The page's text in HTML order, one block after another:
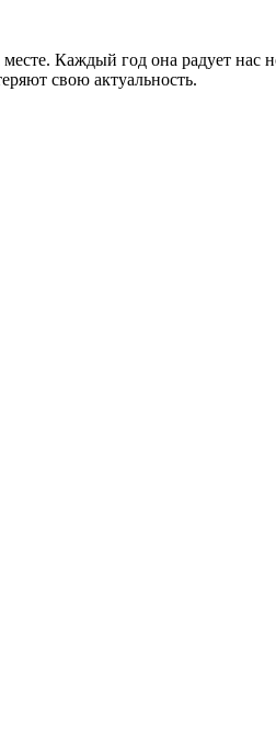
Каждый год она радует
свою актуальность.